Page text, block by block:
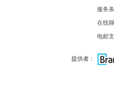
服务
在线
电邮
提供者：